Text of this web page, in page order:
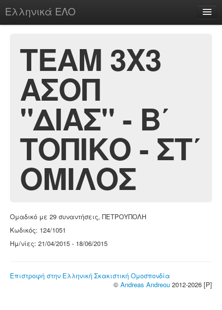
Ελληνικά ΕΛΟ
chesstu.be @ discord
Login
ΤΕΑΜ 3Χ3
ΑΣΟΠ
"ΔΙΑΣ" - Β΄
ΤΟΠΙΚΟ - ΣΤ΄
ΟΜΙΛΟΣ
Ομαδικό με 29 συναντήσεις, ΠΕΤΡΟΥΠΟΛΗ
Κωδικός: 124/1051
Ημ/νίες: 21/04/2015 - 18/06/2015
Επιστροφή στην Ελληνική Σκακιστική Ομοσπονδία
© Andreas Andreou 2012-2026 [P]